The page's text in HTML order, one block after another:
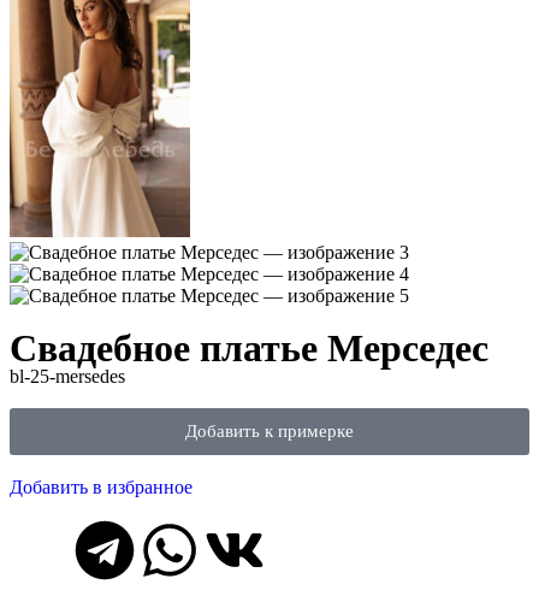
Свадебное платье Мерседес
bl-25-mersedes
Добавить к примерке
Добавить в избранное